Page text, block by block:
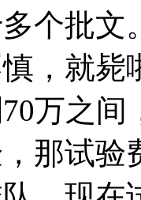
个批文
，就毙
万之
那试验